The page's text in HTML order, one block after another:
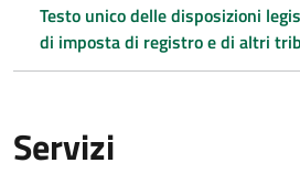
Testo unico delle disposizioni
di imposta di registro e di altri
Servizi